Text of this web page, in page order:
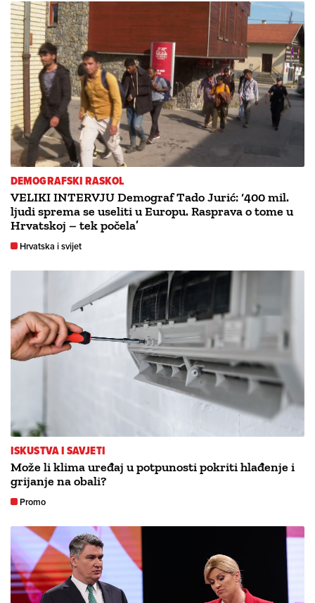
DEMOGRAFSKI RASKOL
VELIKI INTERVJU Demograf Tado Jurić: ‘400 mil.
ljudi sprema se useliti u Europu. Rasprava o tome u
Hrvatskoj – tek počela’
Hrvatska i svijet
ISKUSTVA I SAVJETI
Može li klima uređaj u potpunosti pokriti hlađenje i
grijanje na obali?
Promo